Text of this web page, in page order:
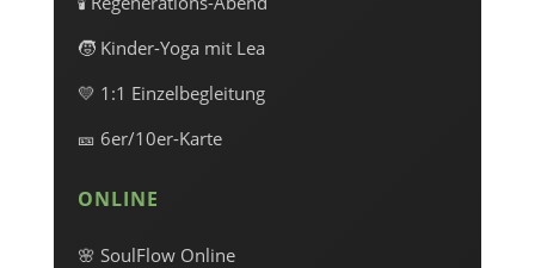
🧒 Kinder-Yoga mit Lea
💛 1:1 Einzelbegleitung
🎫 6er/10er-Karte
ONLINE
🌸 SoulFlow Online